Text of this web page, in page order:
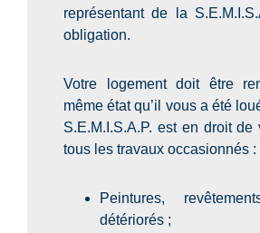
représentant de la
obligation.
Votre logement doit être
même état qu’il vous a été
S.E.M.I.S.A.P. est en droit de
tous les travaux occasionnés :
Peintures,
détériorés ;